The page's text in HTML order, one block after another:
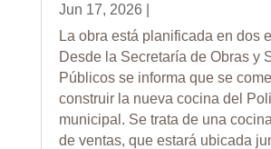
Jun 17, 2026
La obra está planificada en dos
Desde la Secretaría de Obras y
Públicos se informa que se
construir la nueva cocina del
municipal. Se trata de una
de ventas, que estará ubicada